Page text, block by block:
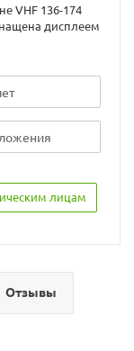
VHF 136-174
дисплеем
памяти,
лицам
Отзывы